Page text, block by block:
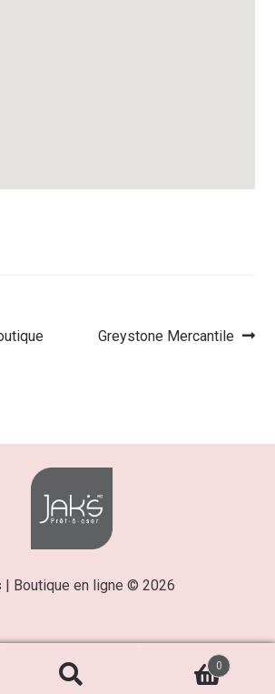
Article
suivant :
Greystone Mercantile
| Boutique en ligne © 2026
0